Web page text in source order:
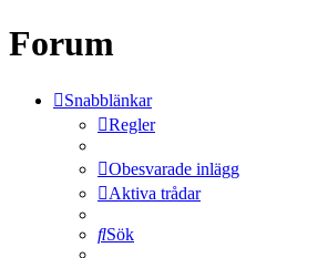
Forum
Snabblänkar
Regler
Obesvarade inlägg
Aktiva trådar
Sök